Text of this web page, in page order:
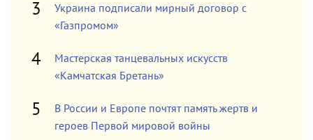
Украина подписали мирный договор с
«Газпромом»
Мастерская танцевальных искусств
«Камчатская Бретань»
В России и Европе почтят память жертв и
героев Первой мировой войны